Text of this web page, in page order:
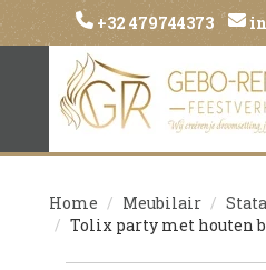
+32 479744373
Home Meubilair
Tolix party met houten